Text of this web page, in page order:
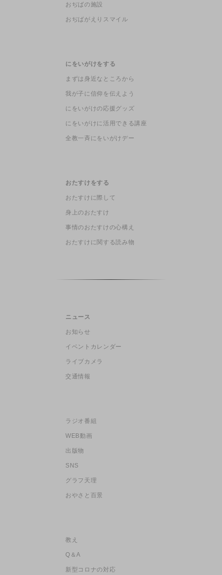
おぢばの施設
おぢばがえりスマイル
にをいがけをする
まずは身近なところから
我が子に信仰を伝えよう
にをいがけの応援グッズ
にをいがけに活用できる講座
全教一斉にをいがけデー
おたすけをする
おたすけに際して
身上のおたすけ
事情のおたすけの心構え
おたすけに関する読み物
ニュース
お知らせ
イベントカレンダー
ライブカメラ
交通情報
ラジオ番組
WEB動画
出版物
SNS
グラフ天理
おやさと百景
教え
Q＆A
新型コロナの対応